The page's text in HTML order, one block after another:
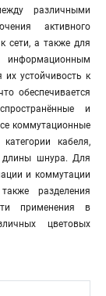
различными
активного
сети, а также для
информационным
устойчивость к
обеспечивается
и
коммутационные
кабеля,
длины шнура. Для
и коммутации
разделения
применения в
цветовых